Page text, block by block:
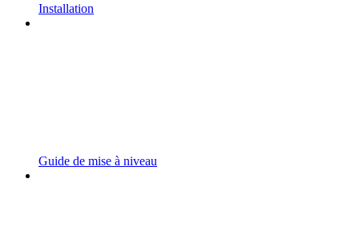
Installation
Guide de mise à niveau